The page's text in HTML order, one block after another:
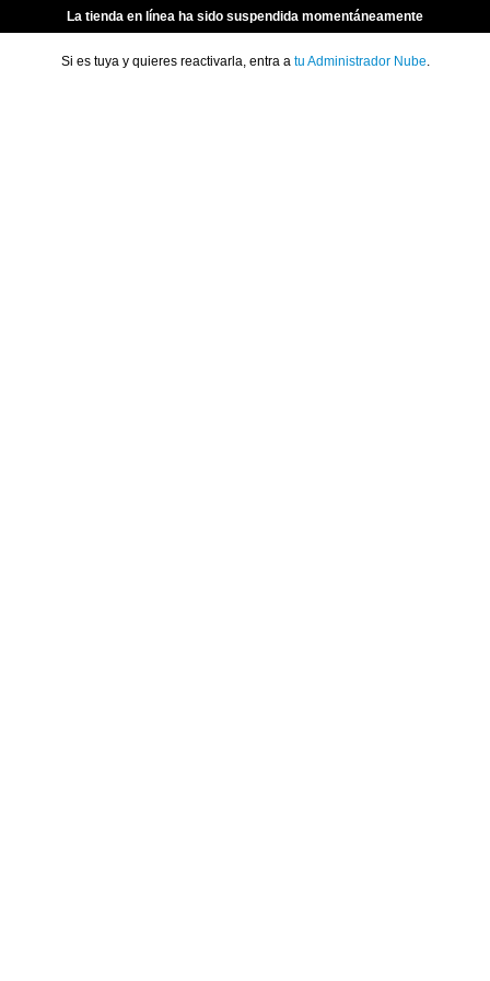
La tienda en línea ha sido suspendida momentáneamente
Si es tuya y quieres reactivarla, entra a tu Administrador Nube.